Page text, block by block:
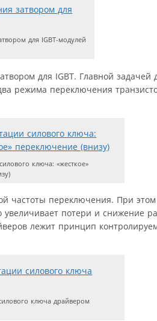
для IGBT-модулей
для IGBT. Главной задачей
режима переключения
ключа: «жесткое»
частоты переключения. При
потери и снижение
лежит принцип
ключа драйвером